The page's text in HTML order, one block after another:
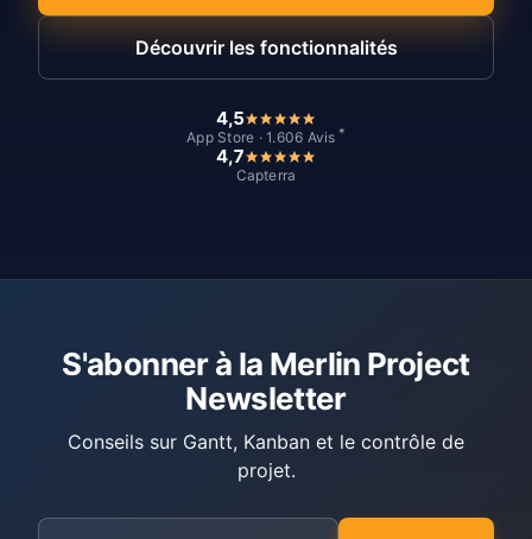
Découvrir les fonctionnalités
4,5
App Store · 1.606 Avis *
4,7
Capterra
S'abonner à la Merlin Project
Newsletter
Conseils sur Gantt, Kanban et le contrôle de
projet.